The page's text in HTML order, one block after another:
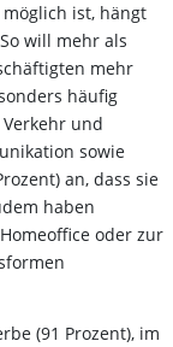
ist, hängt
will mehr als
mehr
häufig
und
sowie
an, dass sie
haben
oder zur
(91 Prozent), im